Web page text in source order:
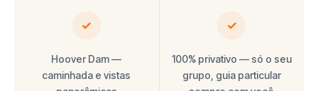
✓
Hoover Dam —
caminhada e vistas
✓
100% privativo — só o seu
grupo, guia particular